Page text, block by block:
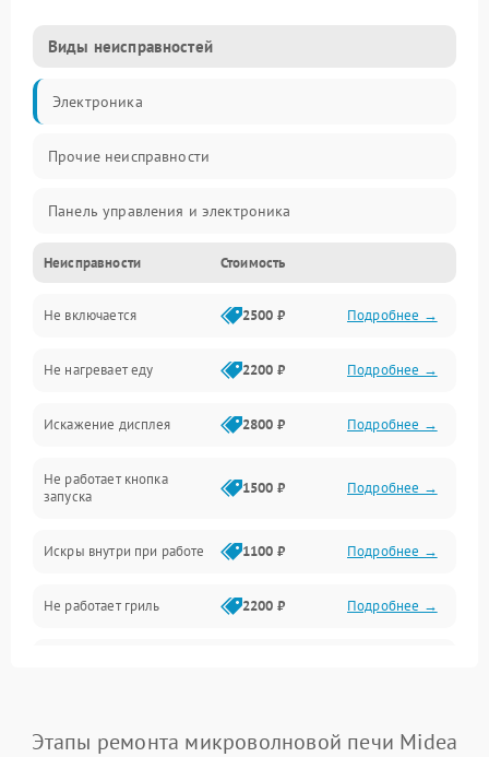
Виды неисправностей
Электроника
Прочие неисправности
Панель управления и электроника
Дверца и корпус
Механика и внутренние элементы
Механические повреждения
Питание и запуск
Нагрев и приготовление
Программное обеспечение
Неисправности Стоимость
Не включается 2500 ₽ Подробнее →
Не нагревает еду 2200 ₽ Подробнее →
Искажение дисплея 2800 ₽ Подробнее →
Не работает кнопка
запуска
1500 ₽ Подробнее →
Искры внутри при работе 1100 ₽ Подробнее →
Не работает гриль 2200 ₽ Подробнее →
Подробнее →
Этапы ремонта микроволновой печи Midea